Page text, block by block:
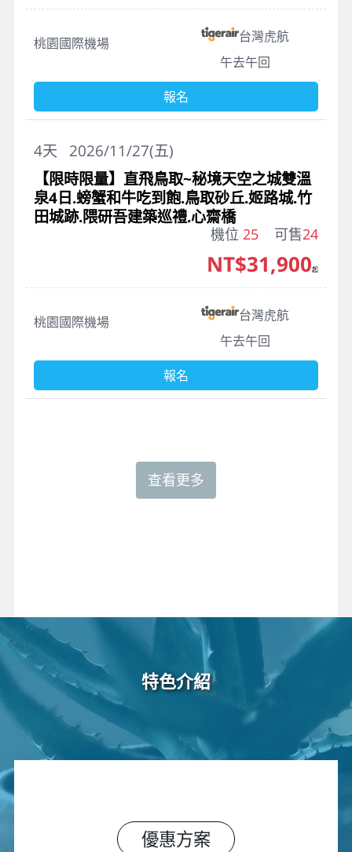
特色介紹
優惠方案
桃園國際機場
台灣虎航
午去午回
報名
2026/11/27(五)
4天
【限時限量】直飛鳥取~秘境天空之城雙溫
泉4日.螃蟹和牛吃到飽.鳥取砂丘.姬路城.竹
田城跡.隈研吾建築巡禮.心齋橋
機位 25 可售24
桃園國際機場
台灣虎航
午去午回
NT$31,900起
報名
查看更多